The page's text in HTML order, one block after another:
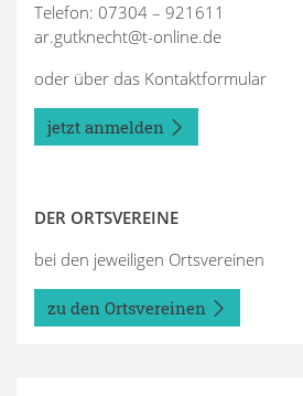
Telefon: 07304 – 921611
ar.gutknecht@t-online.de
oder über das Kontaktformular
jetzt anmelden
DER ORTSVEREINE
bei den jeweiligen Ortsvereinen
zu den Ortsvereinen